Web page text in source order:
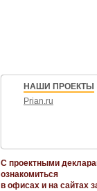
НАШИ ПРОЕКТЫ
Prian.ru
С проектными
ознакомиться
в офисах и на сайтах